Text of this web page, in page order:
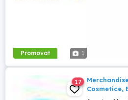
Promovat 1
17
Cosmetice,